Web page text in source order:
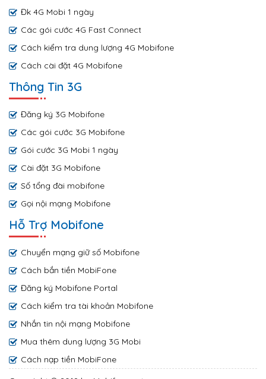
Đk 4G Mobi 1 ngày
Các gói cước 4G Fast Connect
Cách kiểm tra dung lượng 4G Mobifone
Cách cài đặt 4G Mobifone
Thông Tin 3G
Đăng ký 3G Mobifone
Các gói cước 3G Mobifone
Gói cước 3G Mobi 1 ngày
Cài đặt 3G Mobifone
Số tổng đài mobifone
Gọi nội mạng Mobifone
Hỗ Trợ Mobifone
Chuyển mạng giữ số Mobifone
Cách bắn tiền MobiFone
Đăng ký Mobifone Portal
Cách kiểm tra tài khoản Mobifone
Nhắn tin nội mạng Mobifone
Mua thêm dung lượng 3G Mobi
Cách nạp tiền MobiFone